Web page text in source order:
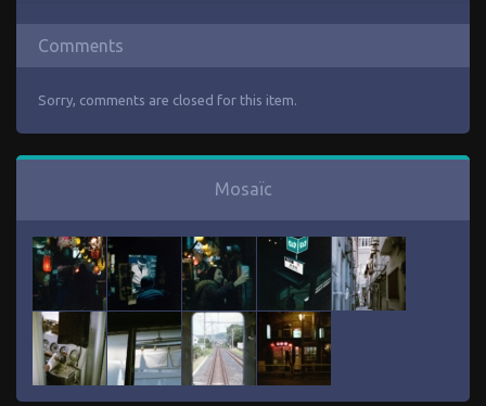
Comments
Sorry, comments are closed for this item.
Mosaïc